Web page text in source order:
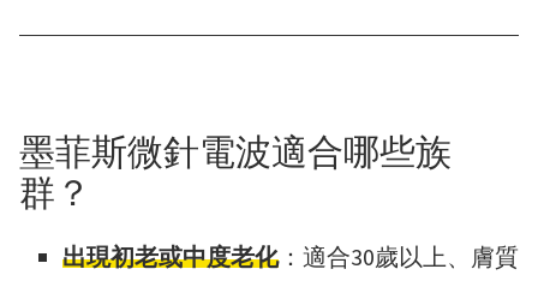
墨菲斯微針電波適合哪些族
群？
出現初老或中度老化：適合30歲以上、膚質